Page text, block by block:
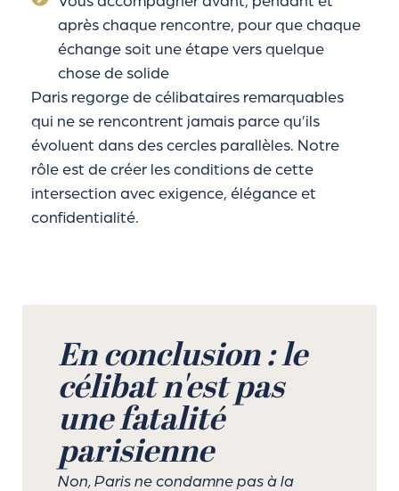
après chaque rencontre, pour que chaque
échange soit une étape vers quelque
chose de solide
Paris regorge de célibataires remarquables
qui ne se rencontrent jamais parce qu’ils
évoluent dans des cercles parallèles. Notre
rôle est de créer les conditions de cette
intersection avec exigence, élégance et
confidentialité.
En conclusion : le
célibat n'est pas
une fatalité
parisienne
Non, Paris ne condamne pas à la